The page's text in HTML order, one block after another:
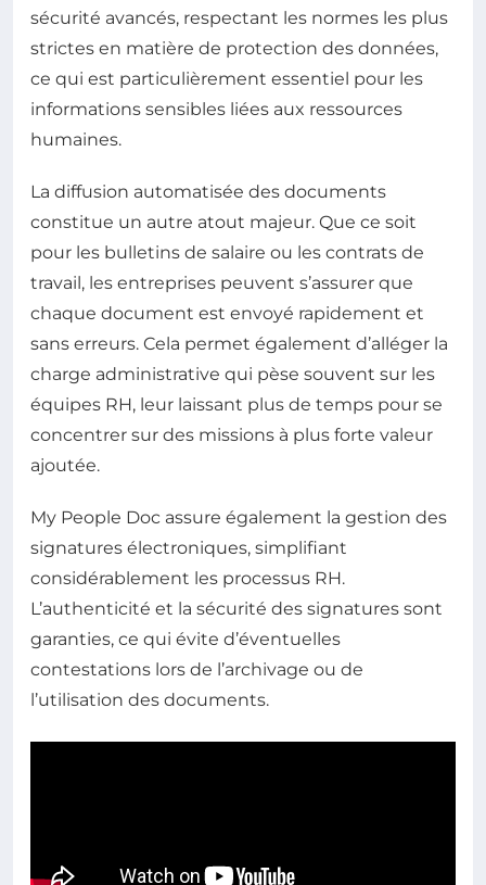
sécurité avancés, respectant les normes les plus
strictes en matière de protection des données,
ce qui est particulièrement essentiel pour les
informations sensibles liées aux ressources
humaines.
La diffusion automatisée des documents
constitue un autre atout majeur. Que ce soit
pour les bulletins de salaire ou les contrats de
travail, les entreprises peuvent s’assurer que
chaque document est envoyé rapidement et
sans erreurs. Cela permet également d’alléger la
charge administrative qui pèse souvent sur les
équipes RH, leur laissant plus de temps pour se
concentrer sur des missions à plus forte valeur
ajoutée.
My People Doc assure également la gestion des
signatures électroniques, simplifiant
considérablement les processus RH.
L’authenticité et la sécurité des signatures sont
garanties, ce qui évite d’éventuelles
contestations lors de l’archivage ou de
l’utilisation des documents.